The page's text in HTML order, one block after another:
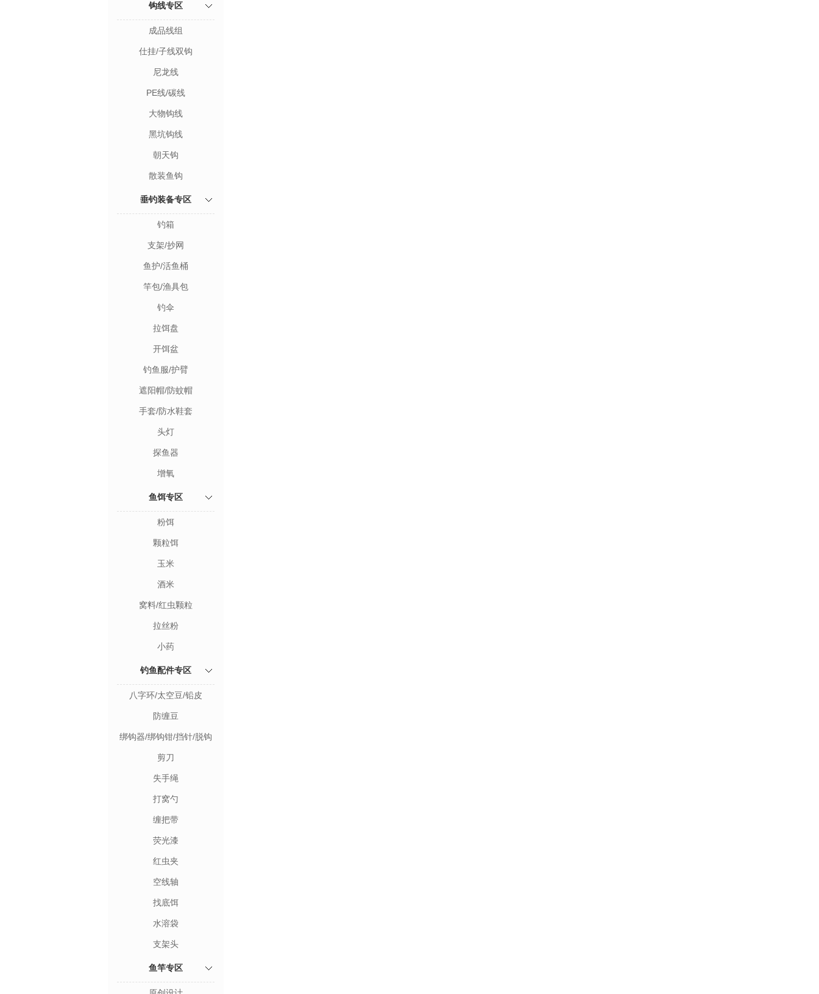
钩线专区
成品线组
仕挂/子线双钩
尼龙线
PE线/碳线
大物钩线
黑坑钩线
朝天钩
散装鱼钩
垂钓装备专区
钓箱
支架/抄网
鱼护/活鱼桶
竿包/渔具包
钓伞
拉饵盘
开饵盆
钓鱼服/护臂
遮阳帽/防蚊帽
手套/防水鞋套
头灯
探鱼器
增氧
鱼饵专区
粉饵
颗粒饵
玉米
酒米
窝料/红虫颗粒
拉丝粉
小药
钓鱼配件专区
八字环/太空豆/铅皮
防缠豆
绑钩器/绑钩钳/挡针/脱钩
剪刀
失手绳
打窝勺
缠把带
荧光漆
红虫夹
空线轴
找底饵
水溶袋
支架头
鱼竿专区